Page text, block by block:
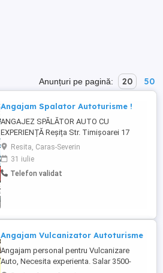
Anunțuri pe pagină: 20 50
Angajam Spalator Autoturisme !
ANGAJEZ SPĂLĂTOR AUTO CU
EXPERIENȚĂ Reșița Str. Timișoarei 17
Dacă ai experiență și chef de muncă, te
vrem în echipă ACUM! NU căutăm
începători NU pierdem timpul cu neserioși
Căutăm: - Om rapid, atent și muncitor -
Resita, Caras-Severin
31 iulie
Telefon validat
Angajam Vulcanizator Autoturisme
Angajam personal pentru Vulcanizare
Auto, Necesita experienta. Salar 3500-